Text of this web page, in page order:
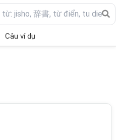
Câu ví dụ